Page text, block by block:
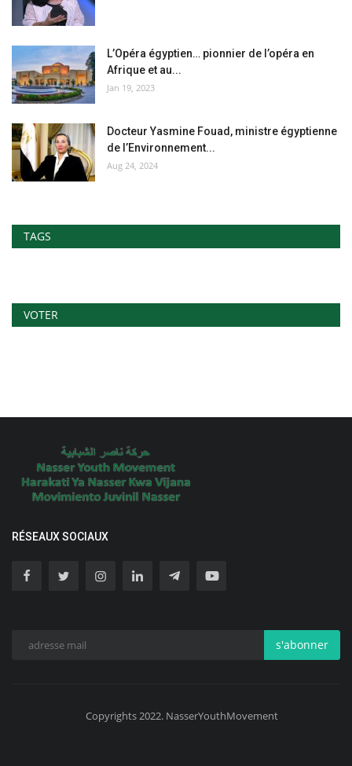
L’Opéra égyptien… pionnier de l’opéra en
Afrique et au...
Jan 19, 2023
Docteur Yasmine Fouad, ministre égyptienne
de l’Environnement...
Aug 24, 2024
TAGS
VOTER
RÉSEAUX SOCIAUX
s'abonner
Copyrights 2022. NasserYouthMovement